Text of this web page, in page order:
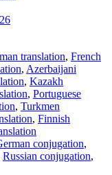
translation, French
, Azerbaijani
, Kazakh
, Portuguese
, Turkmen
, Finnish
conjugation,
Russian conjugation,